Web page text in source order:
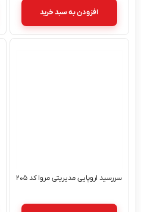
افزودن به سبد خرید
سررسید اروپایی مدیریتی مروا کد ۲۰۵